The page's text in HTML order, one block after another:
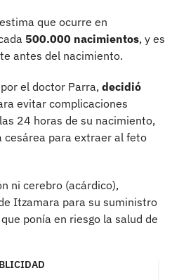
que ocurre en
500.000 nacimientos, y es
antes del nacimiento.
el doctor Parra, decidió
evitar complicaciones
24 horas de su nacimiento,
cesárea para extraer al feto
ni cerebro (acárdico),
Itzamara para su suministro
ponía en riesgo la salud de